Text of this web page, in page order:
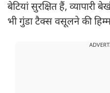
बेटियां सुरक्षित हैं, व्यापारी
भी गुंडा टैक्स वसूलने की